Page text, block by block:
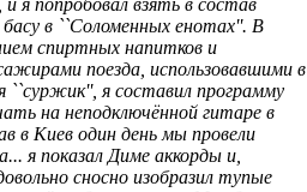
я попробовал взять в состав
в ``Соломенных енотах''. В
спиртных напитков и
поезда, использовавшими в
``суржик'', я составил программу
на неподключённой гитаре в
в Киев один день мы провели
я показал Диме аккорды и,
сносно изобразил тупые